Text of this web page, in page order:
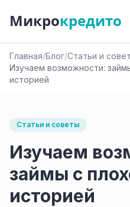
Микрокредито
Главная/Блог/Статьи и
Изучаем возможности:
историей
Статьи и советы
Изучаем
займы с
историей